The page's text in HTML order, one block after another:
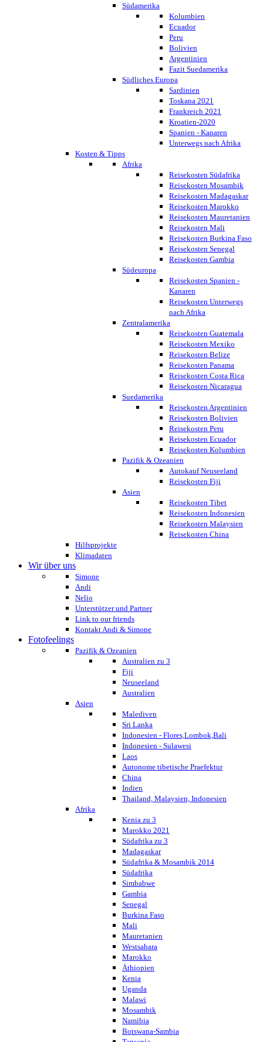
Südamerika
Kolumbien
Ecuador
Peru
Bolivien
Argentinien
Fazit Suedamerika
Südliches Europa
Sardinien
Toskana 2021
Frankreich 2021
Kroatien-2020
Spanien - Kanaren
Unterwegs nach Afrika
Kosten & Tipps
Afrika
Reisekosten Südafrika
Reisekosten Mosambik
Reisekosten Madagaskar
Reisekosten Marokko
Reisekosten Mauretanien
Reisekosten Mali
Reisekosten Burkina Faso
Reisekosten Senegal
Reisekosten Gambia
Südeuropa
Reisekosten Spanien -
Kanaren
Reisekosten Unterwegs
nach Afrika
Zentralamerika
Reisekosten Guatemala
Reisekosten Mexiko
Reisekosten Belize
Reisekosten Panama
Reisekosten Costa Rica
Reisekosten Nicaragua
Suedamerika
Reisekosten Argentinien
Reisekosten Bolivien
Reisekosten Peru
Reisekosten Ecuador
Reisekosten Kolumbien
Pazifik & Ozeanien
Autokauf Neuseeland
Reisekosten Fiji
Asien
Reisekosten Tibet
Reisekosten Indonesien
Reisekosten Malaysien
Reisekosten China
Hilfsprojekte
Klimadaten
Wir über uns
Simone
Andi
Nelio
Unterstützer und Partner
Link to our friends
Kontakt Andi & Simone
Fotofeelings
Pazifik & Ozeanien
Australien zu 3
Fiji
Neuseeland
Australien
Asien
Malediven
Sri Lanka
Indonesien - Flores,Lombok,Bali
Indonesien - Sulawesi
Laos
Autonome tibetische Praefektur
China
Indien
Thailand, Malaysien, Indonesien
Afrika
Kenia zu 3
Marokko 2021
Südafrika zu 3
Madagaskar
Südafrika & Mosambik 2014
Südafrika
Simbabwe
Gambia
Senegal
Burkina Faso
Mali
Mauretanien
Westsahara
Marokko
Äthiopien
Kenia
Uganda
Malawi
Mosambik
Namibia
Botswana-Sambia